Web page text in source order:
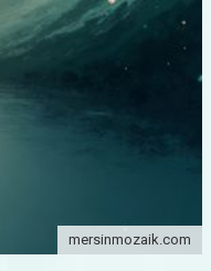
mersinmozaik.com